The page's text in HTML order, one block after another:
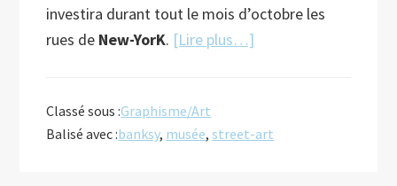
investira durant tout le mois d’octobre les
rues de New-YorK. [Lire plus…]
Banksy
Classé sous :Graphisme/Art
Balisé avec :banksy, musée,street-art